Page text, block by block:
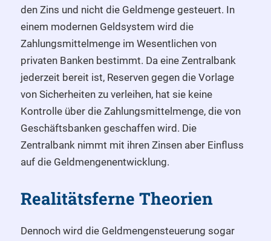
den Zins und nicht die Geldmenge gesteuert. In
einem modernen Geldsystem wird die
Zahlungsmittelmenge im Wesentlichen von
privaten Banken bestimmt. Da eine Zentralbank
jederzeit bereit ist, Reserven gegen die Vorlage
von Sicherheiten zu verleihen, hat sie keine
Kontrolle über die Zahlungsmittelmenge, die von
Geschäftsbanken geschaffen wird. Die
Zentralbank nimmt mit ihren Zinsen aber Einfluss
auf die Geldmengenentwicklung.
Realitätsferne Theorien
Dennoch wird die Geldmengensteuerung sogar